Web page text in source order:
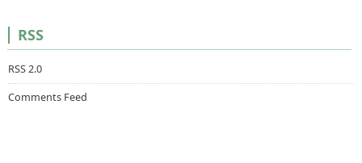
RSS
RSS 2.0
Comments Feed